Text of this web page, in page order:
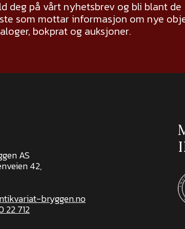
deg på vårt nyhetsbrev og bli blant de
som mottar informasjon om nye
bokprat og auksjoner.
AS
42,
bryggen.no
22 712